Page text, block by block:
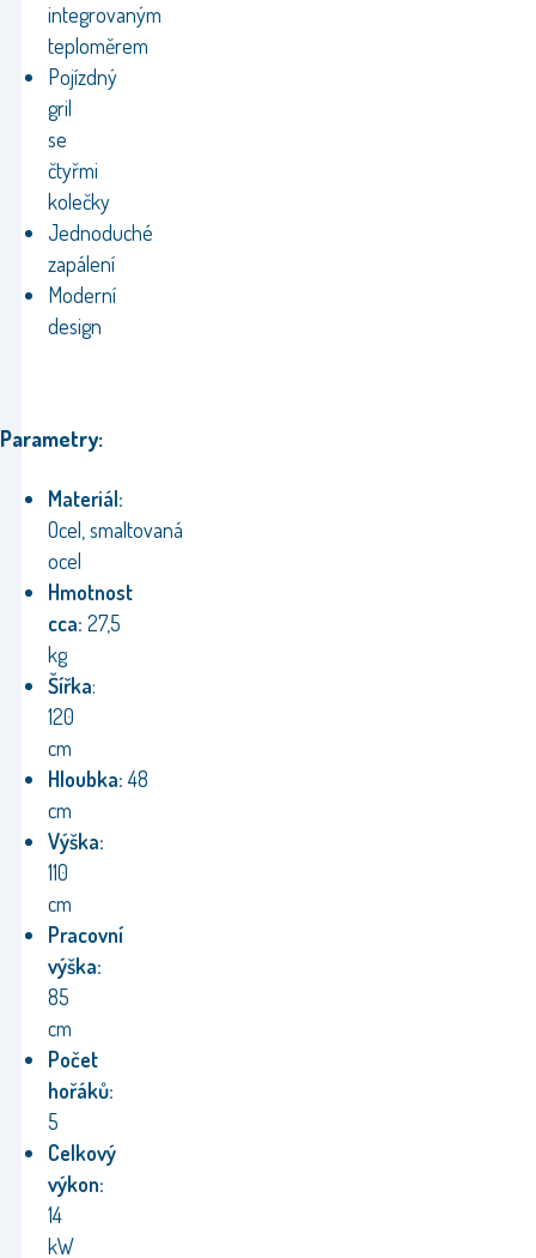
integrovaným
teploměrem
Pojízdný
gril
se
čtyřmi
kolečky
Jednoduché
zapálení
Moderní
design
Parametry:
Materiál:
Ocel, smaltovaná
ocel
Hmotnost
cca: 27,5
kg
Šířka:
120
cm
Hloubka:48
cm
Výška:
110
cm
Pracovní
výška:
85
cm
Počet
hořáků:
5
Celkový
výkon:
14
kW